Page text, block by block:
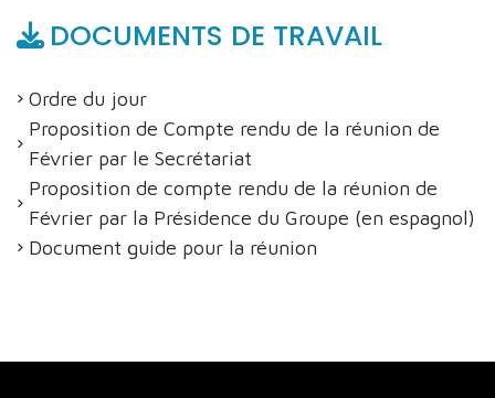
DOCUMENTS DE TRAVAIL
Ordre du jour
Proposition de Compte rendu de la réunion de
Février par le Secrétariat
Proposition de compte rendu de la réunion de
Février par la Présidence du Groupe (en espagnol)
Document guide pour la réunion